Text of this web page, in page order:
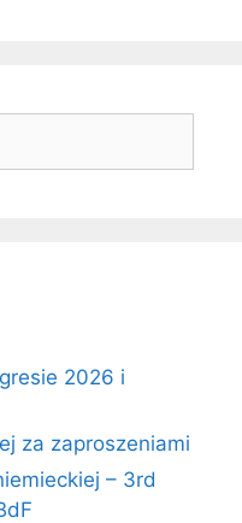
2026 i
za zaproszeniami
– 3rd